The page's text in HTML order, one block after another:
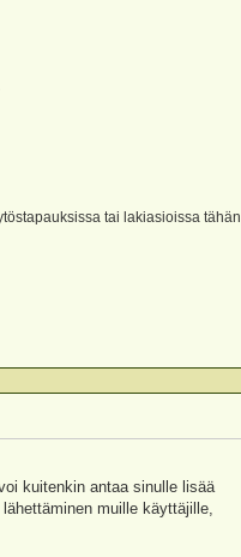
tai lakiasioissa tähän
kuitenkin antaa sinulle lisää
muille käyttäjille,